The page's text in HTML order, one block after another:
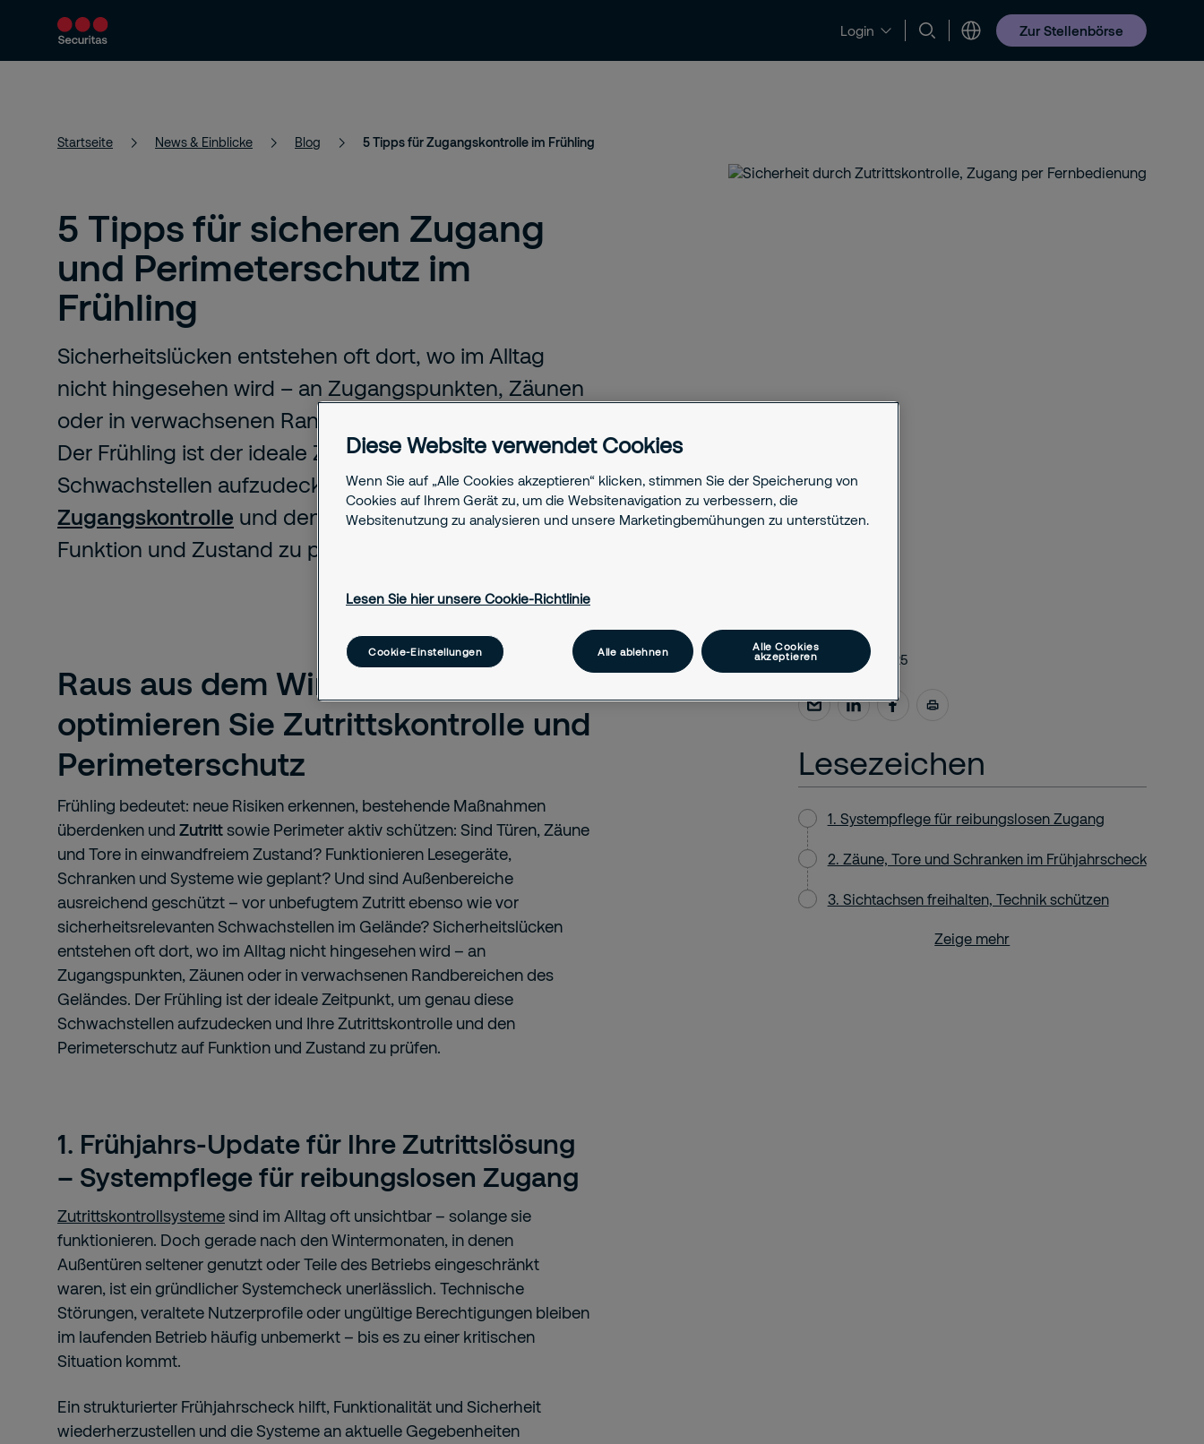
Login Zur Stellenbörse
Produkte & Services Sicherheitslösungen News & Einblicke Kontakt & Support Jobs & Karriere
Startseite News & Einblicke Blog 5 Tipps für Zugangskontrolle im Frühling
5 Tipps für sicheren Zugang
und Perimeterschutz im
Frühling
Sicherheitslücken entstehen oft dort, wo im Alltag
nicht hingesehen wird – an Zugangspunkten, Zäunen
oder in verwachsenen Randbereichen des Geländes.
Der Frühling ist der ideale Zeitpunkt, um genau diese
Schwachstellen aufzudecken und Ihre
Zugangskontrolle und den Perimeterschutzauf
Funktion und Zustand zu prüfen.
Raus aus dem Winterschlaf – so
optimieren Sie Zutrittskontrolle und
Perimeterschutz
Frühling bedeutet: neue Risiken erkennen, bestehende Maßnahmen
überdenken und Zutrittsowie Perimeter aktiv schützen: Sind Türen, Zäune
und Tore in einwandfreiem Zustand? Funktionieren Lesegeräte,
Schranken und Systeme wie geplant? Und sind Außenbereiche
ausreichend geschützt – vor unbefugtem Zutritt ebenso wie vor
sicherheitsrelevanten Schwachstellen im Gelände? Sicherheitslücken
entstehen oft dort, wo im Alltag nicht hingesehen wird – an
Zugangspunkten, Zäunen oder in verwachsenen Randbereichen des
Geländes. Der Frühling ist der ideale Zeitpunkt, um genau diese
Schwachstellen aufzudecken und Ihre Zutrittskontrolle und den
Perimeterschutz auf Funktion und Zustand zu prüfen.
1. Frühjahrs-Update für Ihre Zutrittslösung
– Systempflege für reibungslosen Zugang
Zutrittskontrollsystemesind im Alltag oft unsichtbar – solange sie
funktionieren. Doch gerade nach den Wintermonaten, in denen
Außentüren seltener genutzt oder Teile des Betriebs eingeschränkt
waren, ist ein gründlicher Systemcheck unerlässlich. Technische
Störungen, veraltete Nutzerprofile oder ungültige Berechtigungen bleiben
im laufenden Betrieb häufig unbemerkt – bis es zu einer kritischen
Situation kommt.
Ein strukturierter Frühjahrscheck hilft, Funktionalität und Sicherheit
wiederherzustellen und die Systeme an aktuelle Gegebenheiten
April 22, 2025
Lesezeichen
1. Systempflege für reibungslosen Zugang
2. Zäune, Tore und Schranken im Frühjahrscheck
3. Sichtachsen freihalten, Technik schützen
Zeige mehr
Diese Website verwendet Cookies
Wenn Sie auf „Alle Cookies akzeptieren“ klicken, stimmen Sie der Speicherung von
Cookies auf Ihrem Gerät zu, um die Websitenavigation zu verbessern, die
Websitenutzung zu analysieren und unsere Marketingbemühungen zu unterstützen.
Lesen Sie hier unsere Cookie-Richtlinie
Cookie-Einstellungen Alle ablehnen
Alle Cookies
akzeptieren